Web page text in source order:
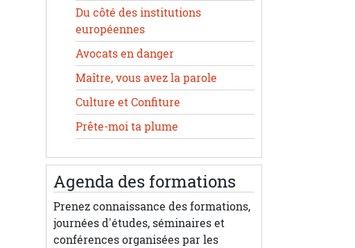
Du côté des institutions
européennes
Avocats en danger
Maître, vous avez la parole
Culture et Confiture
Prête-moi ta plume
Agenda des formations
Prenez connaissance des formations,
journées d'études, séminaires et
conférences organisées par les